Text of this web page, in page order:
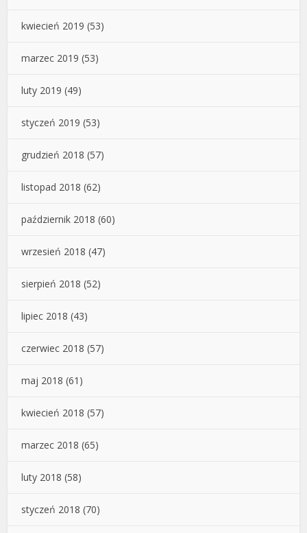
kwiecień 2019 (53)
marzec 2019 (53)
luty 2019 (49)
styczeń 2019 (53)
grudzień 2018 (57)
listopad 2018 (62)
październik 2018 (60)
wrzesień 2018 (47)
sierpień 2018 (52)
lipiec 2018 (43)
czerwiec 2018 (57)
maj 2018 (61)
kwiecień 2018 (57)
marzec 2018 (65)
luty 2018 (58)
styczeń 2018 (70)